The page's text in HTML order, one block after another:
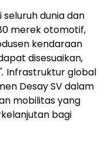
dunia dan
merek otomotif,
kendaraan
disesuaikan,
Infrastruktur global
Desay SV dalam
mobilitas yang
bagi